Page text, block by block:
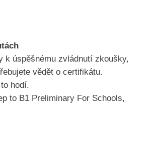
k úspěšnému zvládnutí zkoušky,
vědět o certifikátu.
hodí.
to B1 Preliminary For Schools,